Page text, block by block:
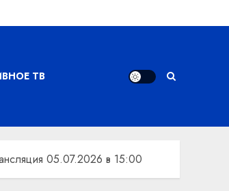
ТВ
05.07.2026 в 15:00